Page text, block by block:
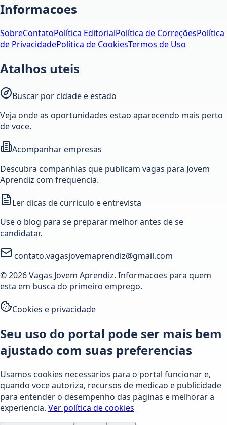
Informacoes
SobreContatoPolítica EditorialPolítica de CorreçõesPolítica
de PrivacidadePolítica de CookiesTermos de Uso
Atalhos uteis
Buscar por cidade e estado
Veja onde as oportunidades estao aparecendo mais perto
de voce.
Acompanhar empresas
Descubra companhias que publicam vagas para Jovem
Aprendiz com frequencia.
Ler dicas de curriculo e entrevista
Use o blog para se preparar melhor antes de se
candidatar.
contato.vagasjovemaprendiz@gmail.com
© 2026 Vagas Jovem Aprendiz. Informacoes para quem
esta em busca do primeiro emprego.
Cookies e privacidade
Seu uso do portal pode ser mais bem
ajustado com suas preferencias
Usamos cookies necessarios para o portal funcionar e,
quando voce autoriza, recursos de medicao e publicidade
para entender o desempenho das paginas e melhorar a
experiencia. Ver política de cookies